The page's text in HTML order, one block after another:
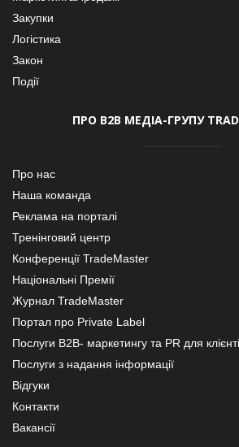
Закупки
Логістика
Закон
Події
ПРО В2В МЕДІА-ГРУПУ
Про нас
Наша команда
Реклама на порталі
Тренінговий центр
Конференції TradeMaster
Національні Премії
Журнал TradeMaster
Портал про Private Label
Послуги В2В- маркетингу та PR для
Послуги з надання інформації
Відгуки
Контакти
Вакансії